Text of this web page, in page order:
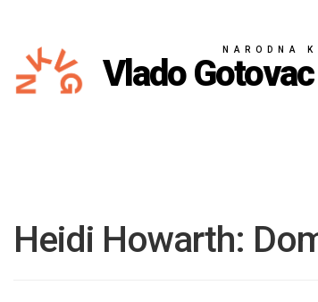
NARODNA
Vlado
Heidi Howarth: